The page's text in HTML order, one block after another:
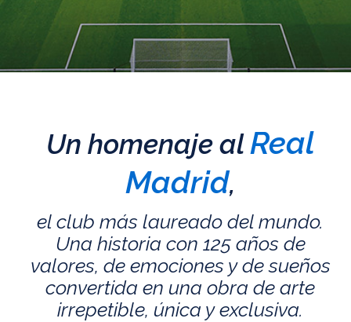
Un homenaje alReal
Madrid,
el club más laureado del mundo.
Una historia con 125 años de
valores, de emociones y de sueños
convertida en una obra de arte
irrepetible, única y exclusiva.